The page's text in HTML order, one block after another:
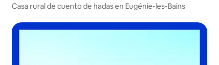
Casa rural de cuento de hadas en Eugénie-les-Bains